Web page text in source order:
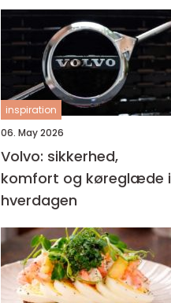
inspiration
06. May 2026
Volvo: sikkerhed,
komfort og køreglæde i
hverdagen